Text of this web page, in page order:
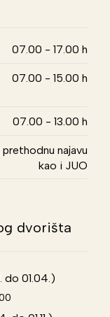
07.00 - 17.00 h
07.00 - 15.00 h
07.00 - 13.00 h
prethodnu najavu
kao i JUO
dvorišta
do 01.04.)